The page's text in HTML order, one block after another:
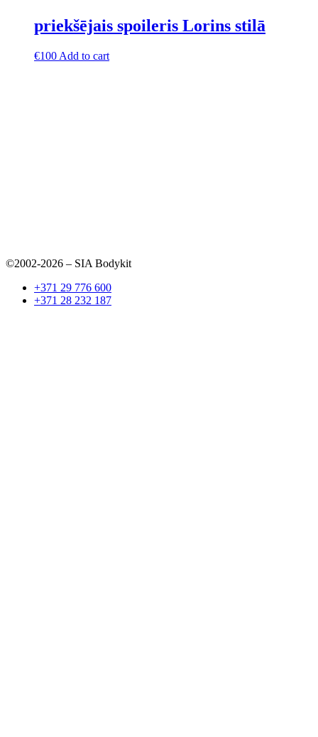
priekšējais spoileris Lorins stilā
€100 Add to cart
©2002-2026 – SIA Bodykit
+371 29 776 600
+371 28 232 187